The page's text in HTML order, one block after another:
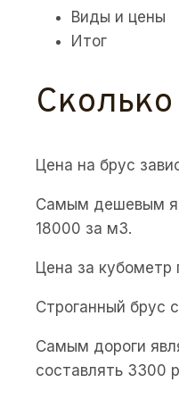
Виды и цены
Итог
Сколько
Цена на брус
Самым дешевым
18000 за м3.
Цена за кубометр
Строганный брус
Самым дороги
составлять 3300